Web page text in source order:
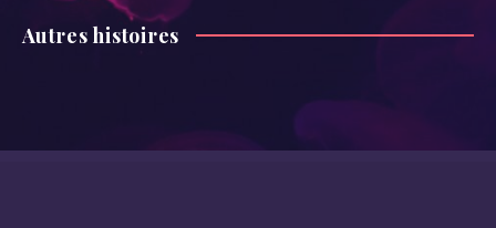
Autres histoires